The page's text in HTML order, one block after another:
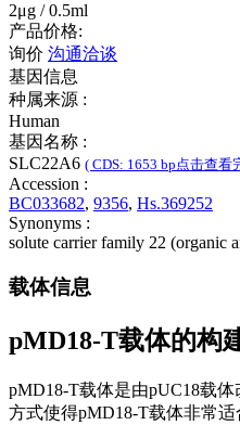
2μg / 0.5ml
产品价格:
询价 沟通洽谈
基因信息
种属来源 :
Human
基因名称 :
SLC22A6 ( CDS: 1653 bp点击查看
Accession :
BC033682, 9356, Hs.369252
Synonyms :
solute carrier family 22 (organic
载体信息
pMD18-T载体的构
pMD18-T载体是由pUC18载
方式使得pMD18-T载体非常适